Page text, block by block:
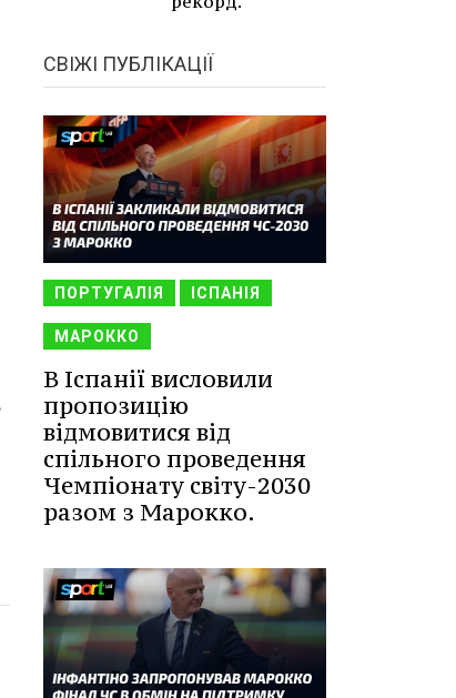
СВІЖІ ПУБЛІКАЦІЇ
ПОРТУГАЛІЯ ІСПАНІЯ
МАРОККО
В Іспанії висловили
пропозицію
відмовитися від
спільного проведення
Чемпіонату світу-2030
разом з Марокко.